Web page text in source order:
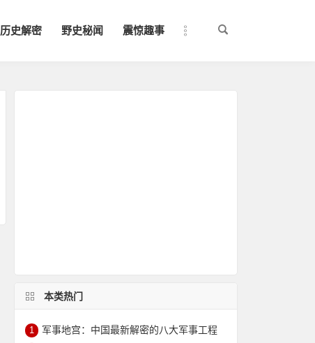
历史解密 野史秘闻 震惊趣事
本类热门
1 军事地宫：中国最新解密的八大军事工程